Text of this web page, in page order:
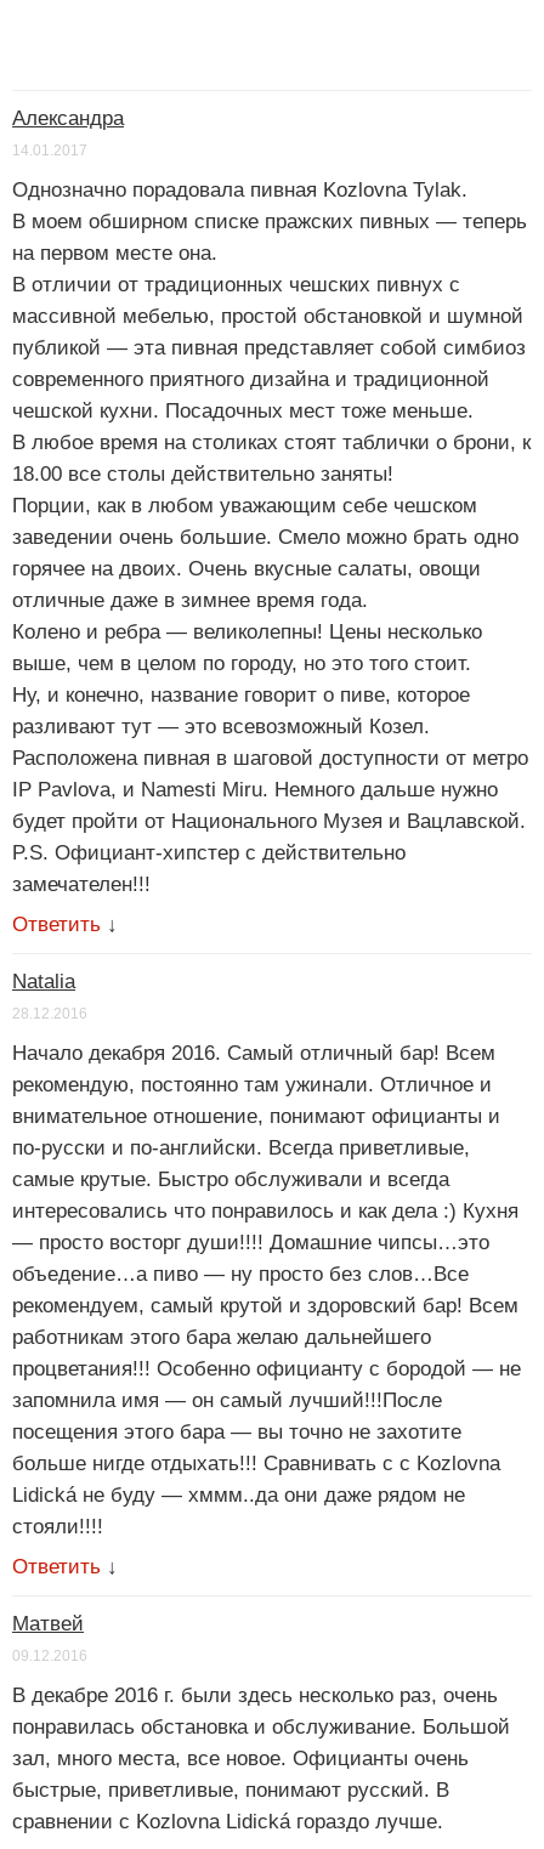
Александра
14.01.2017
Однозначно порадовала пивная Kozlovna Tylak.
В моем обширном списке пражских пивных — теперь
на первом месте она.
В отличии от традиционных чешских пивнух с
массивной мебелью, простой обстановкой и шумной
публикой — эта пивная представляет собой симбиоз
современного приятного дизайна и традиционной
чешской кухни. Посадочных мест тоже меньше.
В любое время на столиках стоят таблички о брони, к
18.00 все столы действительно заняты!
Порции, как в любом уважающим себе чешском
заведении очень большие. Смело можно брать одно
горячее на двоих. Очень вкусные салаты, овощи
отличные даже в зимнее время года.
Колено и ребра — великолепны! Цены несколько
выше, чем в целом по городу, но это того стоит.
Ну, и конечно, название говорит о пиве, которое
разливают тут — это всевозможный Козел.
Расположена пивная в шаговой доступности от метро
IP Pavlova, и Namesti Miru. Немного дальше нужно
будет пройти от Национального Музея и Вацлавской.
P.S. Официант-хипстер с действительно
замечателен!!!
Ответить ↓
Natalia
28.12.2016
Начало декабря 2016. Самый отличный бар! Всем
рекомендую, постоянно там ужинали. Отличное и
внимательное отношение, понимают официанты и
по-русски и по-английски. Всегда приветливые,
самые крутые. Быстро обслуживали и всегда
интересовались что понравилось и как дела :) Кухня
— просто восторг души!!!! Домашние чипсы…это
объедение…а пиво — ну просто без слов…Все
рекомендуем, самый крутой и здоровский бар! Всем
работникам этого бара желаю дальнейшего
процветания!!! Особенно официанту с бородой — не
запомнила имя — он самый лучший!!!После
посещения этого бара — вы точно не захотите
больше нигде отдыхать!!! Сравнивать с с Kozlovna
Lidická не буду — хммм..да они даже рядом не
стояли!!!!
Ответить ↓
Матвей
09.12.2016
В декабре 2016 г. были здесь несколько раз, очень
понравилась обстановка и обслуживание. Большой
зал, много места, все новое. Официанты очень
быстрые, приветливые, понимают русский. В
сравнении с Kozlovna Lidická гораздо лучше.